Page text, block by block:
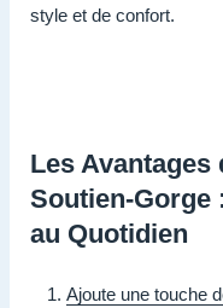
style et de confort.
Les Avantages
Soutien-Gorge
au Quotidien
Ajoute une touche